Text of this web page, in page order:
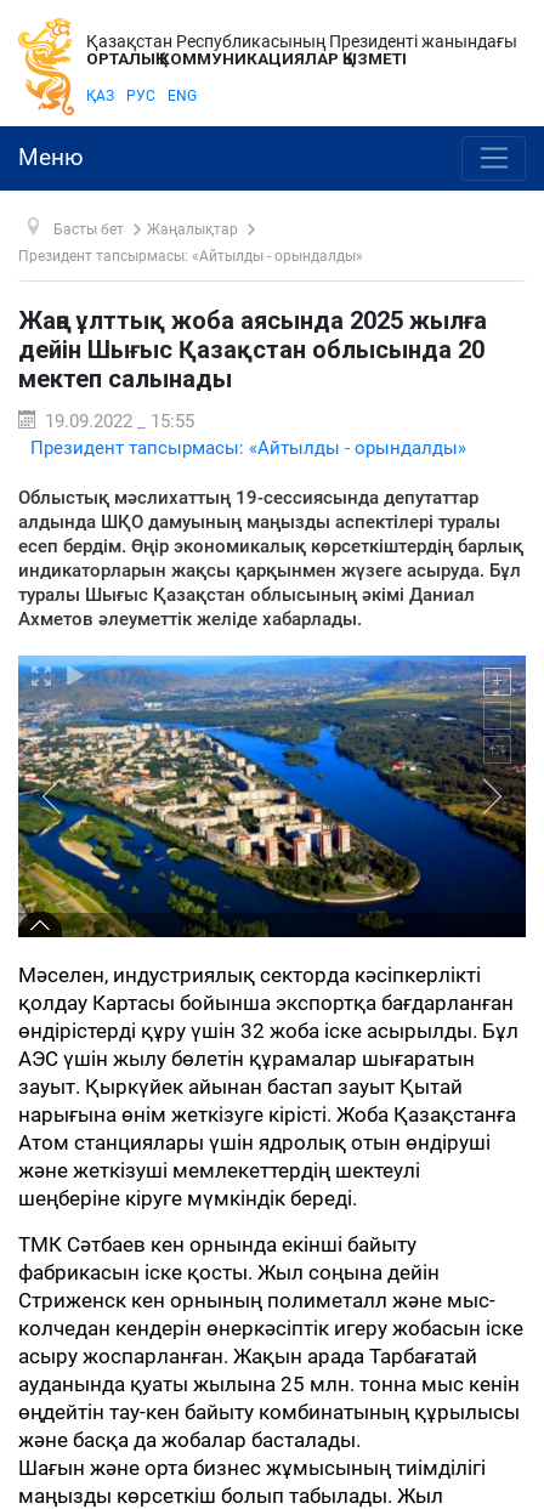
Қазақстан Республикасының Президенті жанындағы
ОРТАЛЫҚ КОММУНИКАЦИЯЛАР ҚЫЗМЕТІ
ҚАЗ РУС ENG
Меню
Басты бет
Жаңалықтар
Президент тапсырмасы: «Айтылды - орындалды»
Жаңа ұлттық жоба аясында 2025 жылға
дейін Шығыс Қазақстан облысында 20
мектеп салынады
19.09.2022 _ 15:55
Президент тапсырмасы: «Айтылды - орындалды»
Облыстық мәслихаттың 19-сессиясында депутаттар
алдында ШҚО дамуының маңызды аспектілері туралы
есеп бердім. Өңір экономикалық көрсеткіштердің барлық
индикаторларын жақсы қарқынмен жүзеге асыруда. Бұл
туралы Шығыс Қазақстан облысының әкімі Даниал
Ахметов әлеуметтік желіде хабарлады.
Мәселен, индустриялық секторда кәсіпкерлікті
қолдау Картасы бойынша экспортқа бағдарланған
өндірістерді құру үшін 32 жоба іске асырылды. Бұл
АЭС үшін жылу бөлетін құрамалар шығаратын
зауыт. Қыркүйек айынан бастап зауыт Қытай
нарығына өнім жеткізуге кірісті. Жоба Қазақстанға
Атом станциялары үшін ядролық отын өндіруші
және жеткізуші мемлекеттердің шектеулі
шеңберіне кіруге мүмкіндік береді.
ТМК Сәтбаев кен орнында екінші байыту
фабрикасын іске қосты. Жыл соңына дейін
Стриженск кен орнының полиметалл және мыс-
колчедан кендерін өнеркәсіптік игеру жобасын іске
асыру жоспарланған. Жақын арада Тарбағатай
ауданында қуаты жылына 25 млн. тонна мыс кенін
өңдейтін тау-кен байыту комбинатының құрылысы
және басқа да жобалар басталады.
Шағын және орта бизнес жұмысының тиімділігі
маңызды көрсеткіш болып табылады. Жыл